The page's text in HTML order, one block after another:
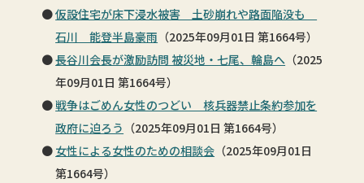
仮設住宅が床下浸水被害 土砂崩れや路面陥没も
石川 能登半島豪雨 （2025年09月01日 第1664号）
長谷川会長が激励訪問 被災地・七尾、輪島へ （2025
年09月01日 第1664号）
戦争はごめん女性のつどい 核兵器禁止条約参加を
政府に迫ろう （2025年09月01日 第1664号）
女性による女性のための相談会 （2025年09月01日
第1664号）